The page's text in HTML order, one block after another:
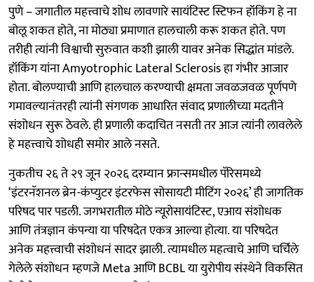
पुणे – जगातील महत्त्वाचे शोध लावणारे सायंटिस्ट स्टिफन हॉकिंग हे ना
बोलू शकत होते, ना मोठ्या प्रमाणात हालचाली करू शकत होते. पण
तरीही त्यांनी विश्वाची सुरुवात कशी झाली यावर अनेक सिद्धांत मांडले.
हॉकिंग यांना Amyotrophic Lateral Sclerosis हा गंभीर आजार
होता. बोलण्याची आणि हालचाल करण्याची क्षमता जवळजवळ पूर्णपणे
गमावल्यानंतरही त्यांनी संगणक आधारित संवाद प्रणालीच्या मदतीने
संशोधन सुरू ठेवले. ही प्रणाली कदाचित नसती तर आज त्यांनी लावलेले
हे महत्त्वाचे शोधही समोर आले नसते.
नुकतीच २६ ते २९ जून २०२६ दरम्यान फ्रान्समधील पॅरिसमध्ये
‘इंटरनॅशनल ब्रेन-कंप्युटर इंटरफेस सोसायटी मीटिंग २०२६’ ही जागतिक
परिषद पार पडली. जगभरातील मोठे न्यूरोसायंटिस्ट, एआय संशोधक
आणि तंत्रज्ञान कंपन्या या परिषदेत एकत्र आल्या होत्या. या परिषदेत
अनेक महत्त्वाची संशोधनं सादर झाली. त्यामधील महत्वाचे आणि चर्चिले
गेलेले संशोधन म्हणजे Meta आणि BCBL या युरोपीय संस्थेने विकसित